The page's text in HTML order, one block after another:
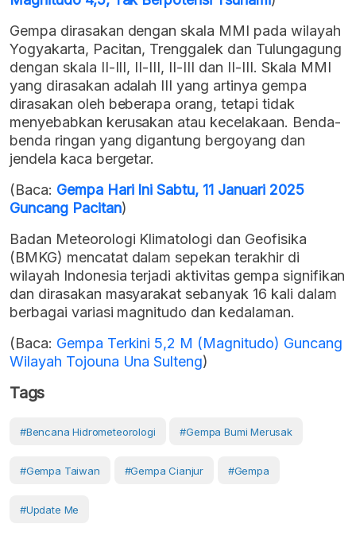
Gempa dirasakan dengan skala MMI pada wilayah
Yogyakarta, Pacitan, Trenggalek dan Tulungagung
dengan skala II-III, II-III, II-III dan II-III. Skala MMI
yang dirasakan adalah III yang artinya gempa
dirasakan oleh beberapa orang, tetapi tidak
menyebabkan kerusakan atau kecelakaan. Benda-
benda ringan yang digantung bergoyang dan
jendela kaca bergetar.
(Baca: Gempa Hari Ini Sabtu, 11 Januari 2025
Guncang Pacitan)
Badan Meteorologi Klimatologi dan Geofisika
(BMKG) mencatat dalam sepekan terakhir di
wilayah Indonesia terjadi aktivitas gempa signifikan
dan dirasakan masyarakat sebanyak 16 kali dalam
berbagai variasi magnitudo dan kedalaman.
(Baca: Gempa Terkini 5,2 M (Magnitudo) Guncang
Wilayah Tojouna Una Sulteng)
Tags
#bencana Hidrometeorologi #gempa Bumi Merusak
#gempa Taiwan #gempa Cianjur #gempa
#Update Me